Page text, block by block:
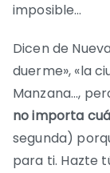
imposible…
Dicen de
duerme», «la
Manzana…,
no importa
segunda)
para ti. Hazte